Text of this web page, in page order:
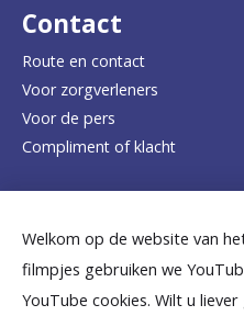
Welkom op de website van
filmpjes gebruiken we
YouTube cookies. Wilt u
d
e
h
o
p
a
Contact
Route en contact
Voor zorgverleners
Voor de pers
Compliment of klacht
Dicht bij jou
B
B
B